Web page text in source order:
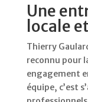
Une
locale
Thierry
reconnu pour
engagement
équipe, c’est